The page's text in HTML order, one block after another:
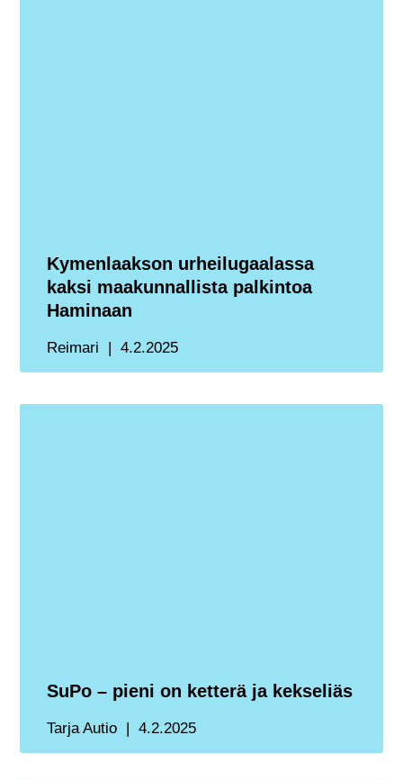
Kymenlaakson urheilugaalassa
kaksi maakunnallista palkintoa
Haminaan
Reimari 4.2.2025
SuPo – pieni on ketterä ja kekseliäs
Tarja Autio 4.2.2025